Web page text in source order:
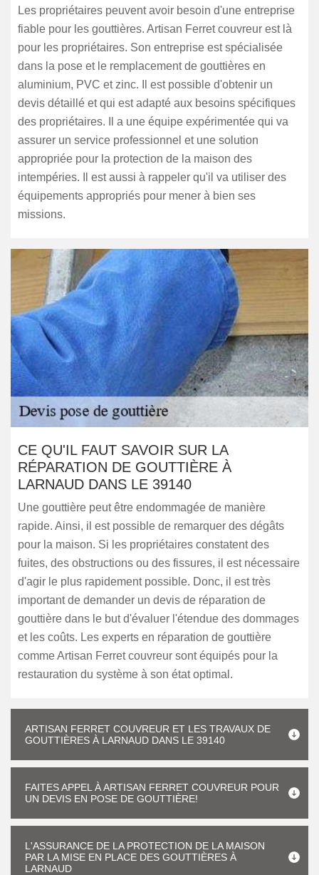
Les propriétaires peuvent avoir besoin d'une entreprise
fiable pour les gouttières. Artisan Ferret couvreur est là
pour les propriétaires. Son entreprise est spécialisée
dans la pose et le remplacement de gouttières en
aluminium, PVC et zinc. Il est possible d'obtenir un
devis détaillé et qui est adapté aux besoins spécifiques
des propriétaires. Il a une équipe expérimentée qui va
assurer un service professionnel et une solution
appropriée pour la protection de la maison des
intempéries. Il est aussi à rappeler qu'il va utiliser des
équipements appropriés pour mener à bien ses
missions.
CE QU'IL FAUT SAVOIR SUR LA
RÉPARATION DE GOUTTIÈRE À
LARNAUD DANS LE 39140
Une gouttière peut être endommagée de manière
rapide. Ainsi, il est possible de remarquer des dégâts
pour la maison. Si les propriétaires constatent des
fuites, des obstructions ou des fissures, il est nécessaire
d'agir le plus rapidement possible. Donc, il est très
important de demander un devis de réparation de
gouttière dans le but d'évaluer l'étendue des dommages
et les coûts. Les experts en réparation de gouttière
comme Artisan Ferret couvreur sont équipés pour la
restauration du système à son état optimal.
ARTISAN FERRET COUVREUR ET LES TRAVAUX DE
GOUTTIÈRES À LARNAUD DANS LE 39140
FAITES APPEL À ARTISAN FERRET COUVREUR POUR
UN DEVIS EN POSE DE GOUTTIÈRE!
L'ASSURANCE DE LA PROTECTION DE LA MAISON
PAR LA MISE EN PLACE DES GOUTTIÈRES À
LARNAUD